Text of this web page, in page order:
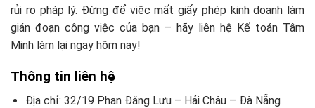
rủi ro pháp lý. Đừng để việc mất giấy phép kinh doanh làm
gián đoạn công việc của bạn – hãy liên hệ Kế toán Tâm
Minh làm lại ngay hôm nay!
Thông tin liên hệ
Địa chỉ: 32/19 Phan Đăng Lưu – Hải Châu – Đà Nẵng